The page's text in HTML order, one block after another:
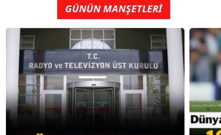
GÜNÜN MANŞETLERİ